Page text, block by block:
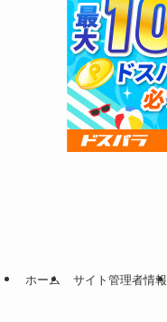
ホーム サイト管理者情報